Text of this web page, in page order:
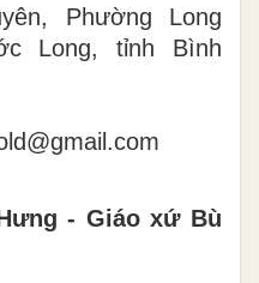
Phường Long
Long, tỉnh Bình
- Giáo xứ Bù